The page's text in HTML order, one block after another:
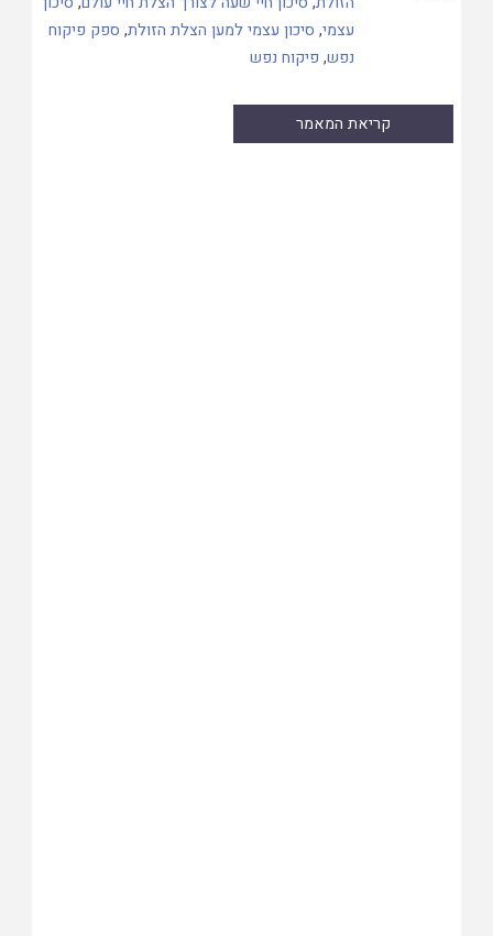
עצמי, סיכון עצמי למען הצלת הזולת, ספק פיקוח
נפש, פיקוח נפש
קריאת המאמר